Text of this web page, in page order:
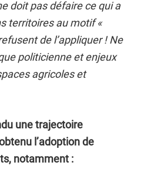
doit pas défaire ce qui a
territoires au motif «
de l’appliquer ! Ne
politicienne et enjeux
agricoles et
une trajectoire
l’adoption de
notamment :